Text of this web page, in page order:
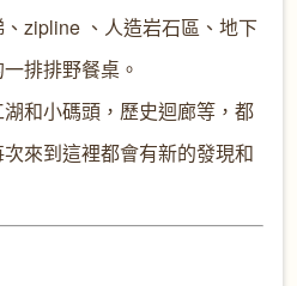
zipline 、人造岩石區、地下
排排野餐桌。
和小碼頭，歷史迴廊等，都
來到這裡都會有新的發現和